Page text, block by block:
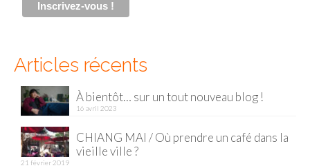
Articles récents
À bientôt… sur un tout nouveau blog !
16 avril 2023
CHIANG MAI / Où prendre un café dans la
vieille ville ?
21 février 2019